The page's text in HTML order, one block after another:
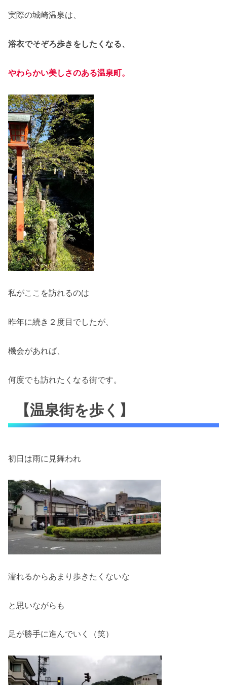
実際の城崎温泉は、
浴衣でそぞろ歩きをしたくなる、
やわらかい美しさのある温泉町。
私がここを訪れるのは
昨年に続き２度目でしたが、
機会があれば、
何度でも訪れたくなる街です。
【温泉街を歩く】
初日は雨に見舞われ
濡れるからあまり歩きたくないな
と思いながらも
足が勝手に進んでいく（笑）